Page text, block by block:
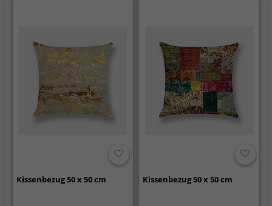
Kissenbezug 50 x 50 cm Kissenbezug 50 x 50 cm